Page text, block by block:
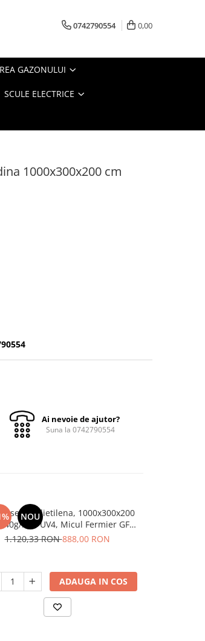
0742790554 0,00
GAZONULUI
SCULE ELECTRICE
1000x300x200 cm
Ai nevoie de ajutor?
Suna la 0742790554
NOU
sera polietilena, 1000x300x200
mp, UV4, Micul Fermier GF-
2409-S001-G01
1.120,33 RON888,00 RON
ADAUGA IN COS